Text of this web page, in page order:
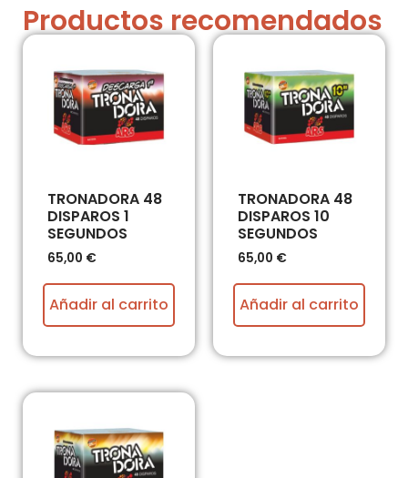
Productos recomendados
TRONADORA 48
DISPAROS 1
SEGUNDOS
65,00 €
Añadir al carrito
TRONADORA 48
DISPAROS 10
SEGUNDOS
65,00 €
Añadir al carrito